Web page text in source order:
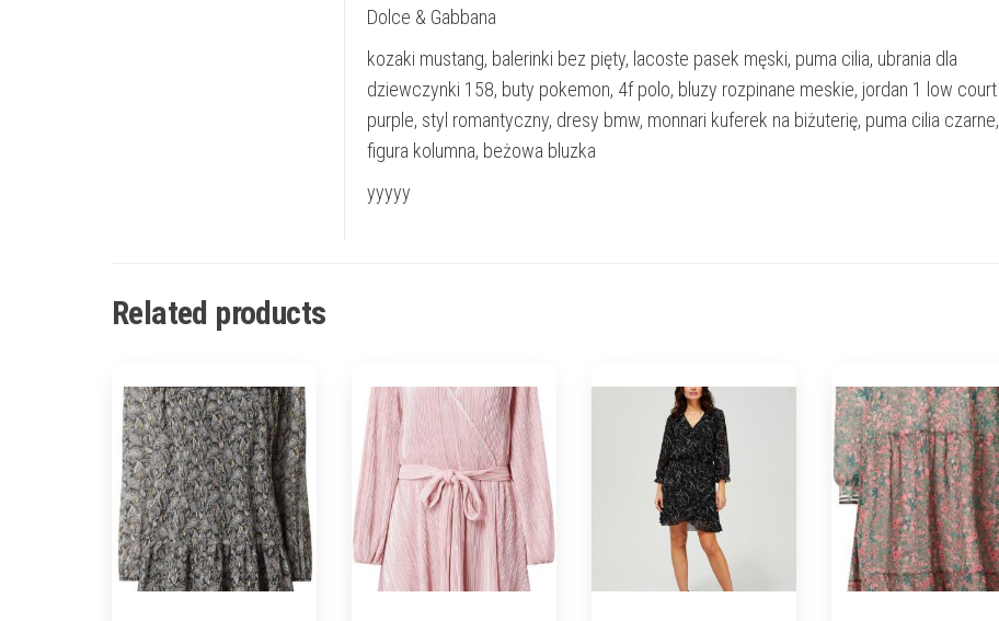
Dolce & Gabbana
kozaki mustang, balerinki bez pięty, lacoste pasek męski, puma cilia, ubrania dla
dziewczynki 158, buty pokemon, 4f polo, bluzy rozpinane meskie, jordan 1 low court
purple, styl romantyczny, dresy bmw, monnari kuferek na biżuterię, puma cilia czarne,
figura kolumna, beżowa bluzka
yyyyy
Related products